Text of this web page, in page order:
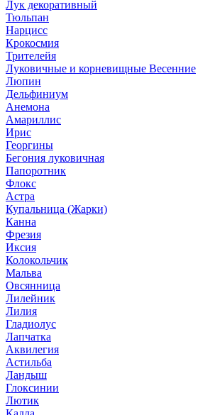
Лук декоративный
Тюльпан
Нарцисс
Крокосмия
Трителейя
Луковичные и корневищные Весенние
Люпин
Дельфиниум
Анемона
Амариллис
Ирис
Георгины
Бегония луковичная
Папоротник
Флокс
Астра
Купальница (Жарки)
Канна
Фрезия
Иксия
Колокольчик
Мальва
Овсянница
Лилейник
Лилия
Гладиолус
Лапчатка
Аквилегия
Астильба
Ландыш
Глоксинии
Лютик